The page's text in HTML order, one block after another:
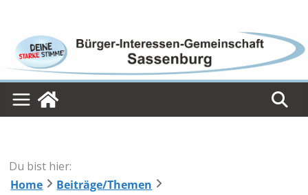
content
Du bist hier:
Home
Beiträge/Themen